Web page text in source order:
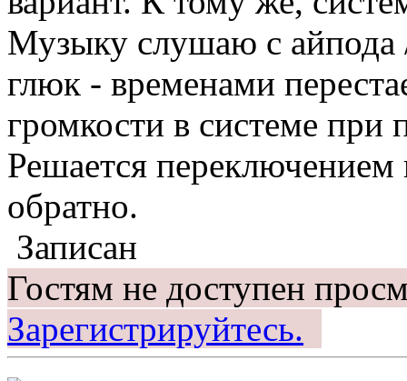
Музыку слушаю с айпода
глюк - временами
громкости в системе при
Решается
обратно.
Записан
Гостям не доступен
Зарегистрируйтесь.